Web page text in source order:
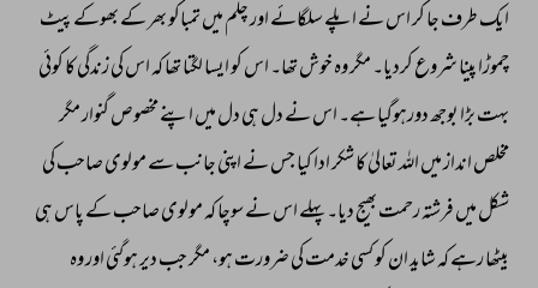
ایک طرف جا کر اس نے اپلے سلگائے اور چلم میں تمباکو بھر کے بھوکے پیٹ
چموڑا پینا شروع کردیا۔ مگر وہ خوش تھا۔ اس کو ایسا لگتا تھا کہ اس کی زندگی کا کوئی
بہت بڑا بوجھ دورہوگیا ہے۔ اس نے دل ہی دل میں اپنے مخصوص گنوار مگر
مخلص انداز میں اللہ تعالیٰ کا شکر ادا کیا جس نے اپنی جانب سے مولوی صاحب کی
شکل میں فرشتہ رحمت بھیج دیا۔ پہلے اس نے سوچا کہ مولوی صاحب کے پاس ہی
بیٹھا رہے کہ شاید ان کو کسی خدمت کی ضرورت ہو، مگر جب دیر ہوگئی اور وہ